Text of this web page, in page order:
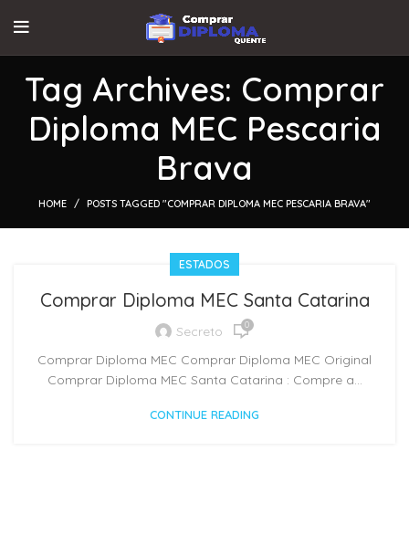
Tag Archives: Comprar
Diploma MEC Pescaria
Brava
HOME POSTS TAGGED "COMPRAR DIPLOMA MEC PESCARIA BRAVA"
ESTADOS
Comprar Diploma MEC Santa Catarina
Secreto 0
Comprar Diploma MEC Comprar Diploma MEC Original
Comprar Diploma MEC Santa Catarina : Compre a...
CONTINUE READING